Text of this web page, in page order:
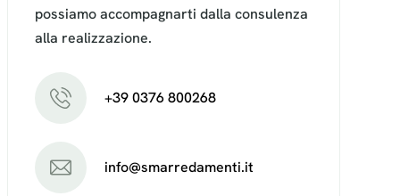
possiamo accompagnarti dalla consulenza
alla realizzazione.
+39 0376 800268
info@smarredamenti.it